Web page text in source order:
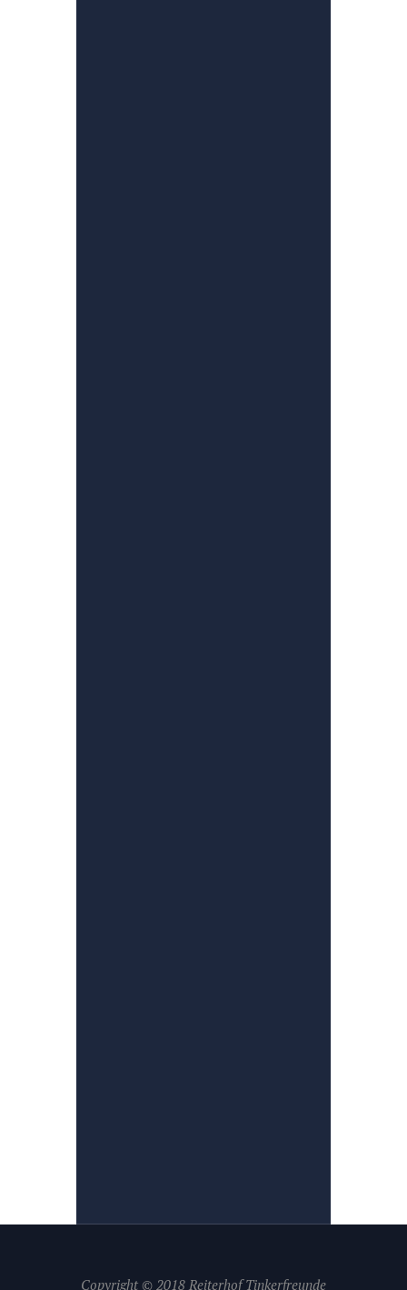
Copyright © 2018 Reiterhof Tinkerfreunde